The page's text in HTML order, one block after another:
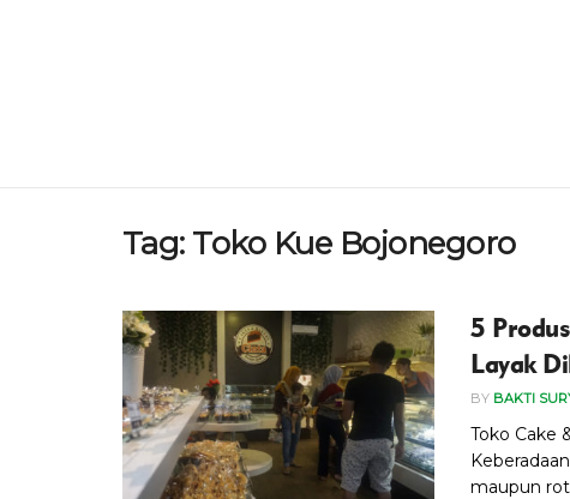
Tag: Toko Kue Bojonegoro
5
Layak
BY BAKTI
Toko Cake
maupun